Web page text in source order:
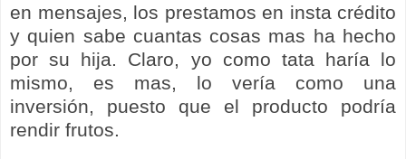
en mensajes, los prestamos en insta crédito
y quien sabe cuantas cosas mas ha hecho
por su hija. Claro, yo como tata haría lo
mismo, es mas, lo vería como una
inversión, puesto que el producto podría
rendir frutos.